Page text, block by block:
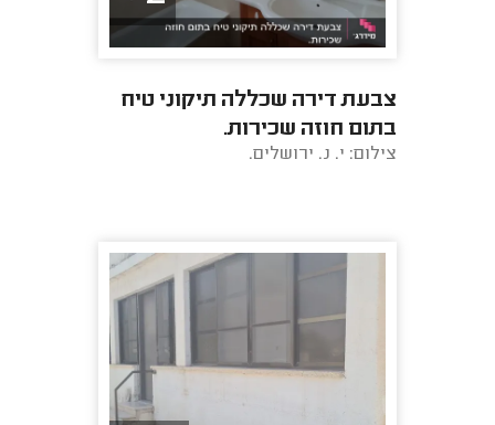
צבעת דירה שכללה תיקוני טיח
בתום חוזה שכירות.
צילום: י. נ. ירושלים.